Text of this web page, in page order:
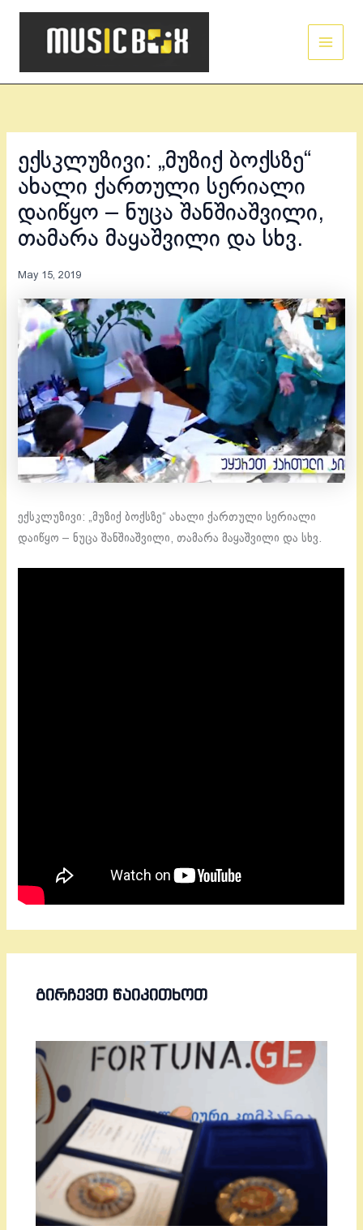
Skip
ექსკლუზივი: „მუზიქ ბოქსზე“
ახალი ქართული სერიალი
დაიწყო – ნუცა შანშიაშვილი,
თამარა მაყაშვილი და სხვ.
May 15, 2019
ექსკლუზივი: „მუზიქ ბოქსზე“ ახალი ქართული სერიალი
დაიწყო – ნუცა შანშიაშვილი, თამარა მაყაშვილი და სხვ.
ᲒᲘᲠᲩᲔᲕᲗ ᲬᲐᲘᲙᲘᲗᲮᲝᲗ